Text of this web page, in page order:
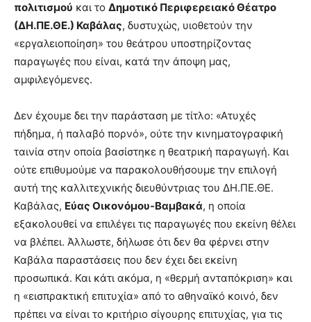
πολιτισμού και το Δημοτικό Περιφερειακό Θέατρο
(ΔΗ.ΠΕ.ΘΕ.) Καβάλας, δυστυχώς, υιοθετούν την
«εργαλειοποίηση» του θεάτρου υποστηρίζοντας
παραγωγές που είναι, κατά την άποψη μας,
αμφιλεγόμενες.
Δεν έχουμε δει την παράσταση με τίτλο: «Ατυχές
πήδημα, ή παλαβό πορνό», ούτε την κινηματογραφική
ταινία στην οποία βασίστηκε η θεατρική παραγωγή. Και
ούτε επιθυμούμε να παρακολουθήσουμε την επιλογή
αυτή της καλλιτεχνικής διευθύντριας του ΔΗ.ΠΕ.ΘΕ.
Καβάλας, Εύας Οικονόμου-Βαμβακά, η οποία
εξακολουθεί να επιλέγει τις παραγωγές που εκείνη θέλει
να βλέπει. Άλλωστε, δήλωσε ότι δεν θα φέρνει στην
Καβάλα παραστάσεις που δεν έχει δει εκείνη
προσωπικά. Και κάτι ακόμα, η «θερμή ανταπόκριση» και
η «εισπρακτική επιτυχία» από το αθηναϊκό κοινό, δεν
πρέπει να είναι το κριτήριο σίγουρης επιτυχίας, για τις